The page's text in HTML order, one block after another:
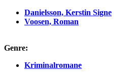
Danielsson, Kerstin Signe
Voosen, Roman
Genre:
Kriminalromane